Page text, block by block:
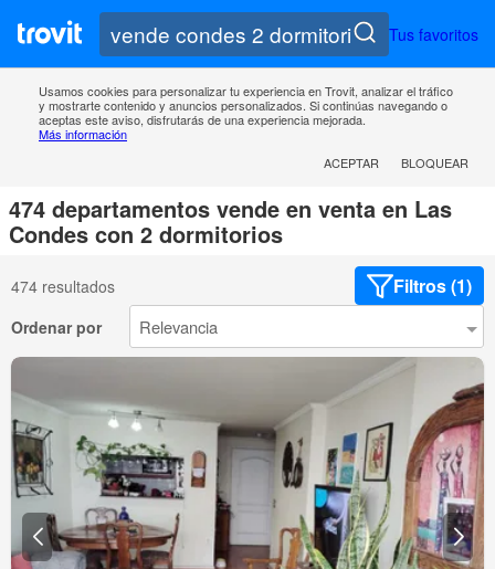
Tus favoritos
Usamos cookies para personalizar tu experiencia en Trovit, analizar el tráfico
y mostrarte contenido y anuncios personalizados. Si continúas navegando o
aceptas este aviso, disfrutarás de una experiencia mejorada.
Más información
ACEPTAR
BLOQUEAR
474 departamentos vende en venta en Las
Condes con 2 dormitorios
474 resultados Filtros (1)
Ordenar por